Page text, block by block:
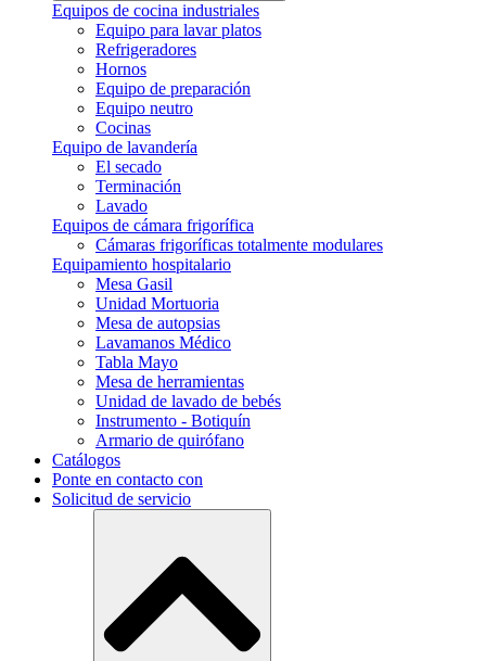
Equipos de cocina industriales
Equipo para lavar platos
Refrigeradores
Hornos
Equipo de preparación
Equipo neutro
Cocinas
Equipo de lavandería
El secado
Terminación
Lavado
Equipos de cámara frigorífica
Cámaras frigoríficas totalmente modulares
Equipamiento hospitalario
Mesa Gasil
Unidad Mortuoria
Mesa de autopsias
Lavamanos Médico
Tabla Mayo
Mesa de herramientas
Unidad de lavado de bebés
Instrumento - Botiquín
Armario de quirófano
Catálogos
Ponte en contacto con
Solicitud de servicio